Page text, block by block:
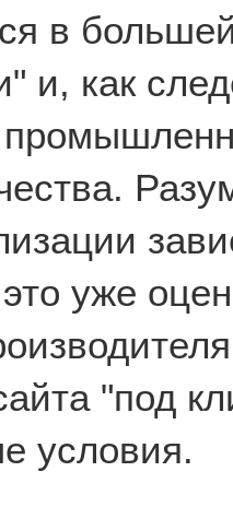
в большей
и, как
уже
"под
условия.